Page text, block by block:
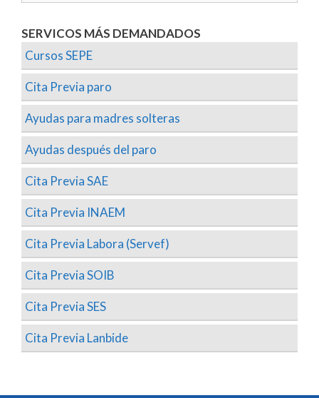
SERVICOS MÁS DEMANDADOS
Cursos SEPE
Cita Previa paro
Ayudas para madres solteras
Ayudas después del paro
Cita Previa SAE
Cita Previa INAEM
Cita Previa Labora (Servef)
Cita Previa SOIB
Cita Previa SES
Cita Previa Lanbide